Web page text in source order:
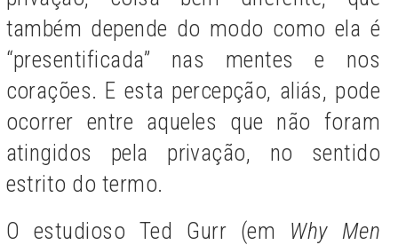
também depende do modo como ela é
“presentificada” nas mentes e nos
corações. E esta percepção, aliás, pode
ocorrer entre aqueles que não foram
atingidos pela privação, no sentido
estrito do termo.
O estudioso Ted Gurr (em Why Men